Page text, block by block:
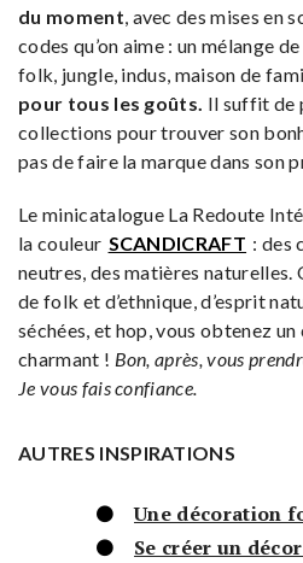
du moment , avec des mises en
codes qu’on aime : un mélange
folk, jungle, indus, maison de
pour tous les goûts. Il suffit de
collections pour trouver son
pas de faire la marque dans son
Le minicatalogue La Redoute
la couleur SCANDICRAFT : des
neutres, des matières naturelles.
de folk et d’ethnique, d’esprit
séchées, et hop, vous obtenez
charmant ! Bon, après, vous
Je vous fais confiance.
AUTRES INSPIRATIONS
Une décoration
Se créer un